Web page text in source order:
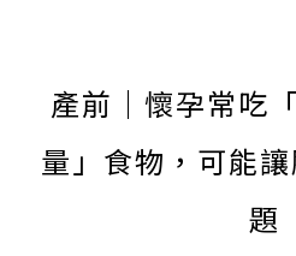
產前｜懷孕常吃
量」食物，可能
題